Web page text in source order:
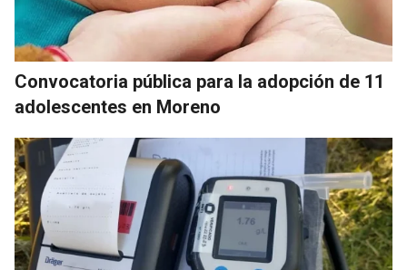
Convocatoria pública para la adopción de 11
adolescentes en Moreno